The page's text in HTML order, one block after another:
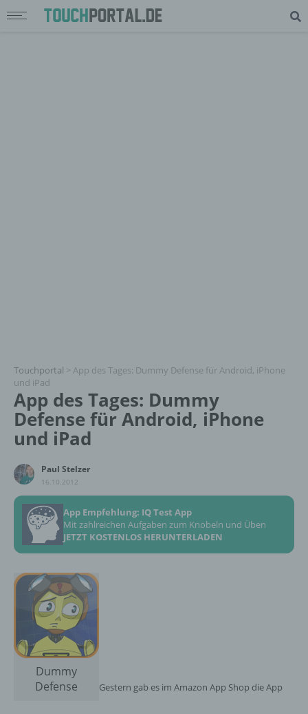
Touchportal > App des Tages: Dummy Defense für Android, iPhone
und iPad
App des Tages: Dummy
Defense für Android, iPhone
und iPad
Paul Stelzer
16.10.2012
App Empfehlung: IQ Test App
Mit zahlreichen Aufgaben zum Knobeln und Üben
JETZT KOSTENLOS HERUNTERLADEN
Dummy
Defense
Gestern gab es im Amazon App Shop die App